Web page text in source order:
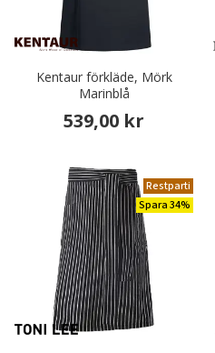
Kentaur förkläde, Mörk
Marinblå
539,00 kr
Restparti
Spara 34%